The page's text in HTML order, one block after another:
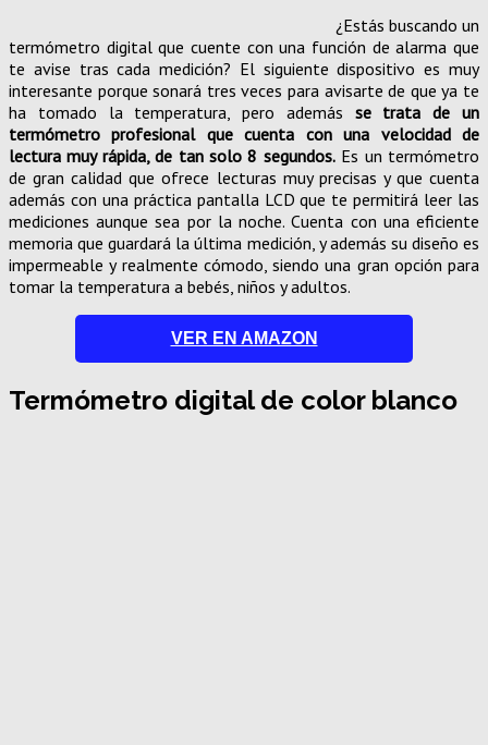
¿Estás buscando un
termómetro digital que cuente con una función de alarma que
te avise tras cada medición? El siguiente dispositivo es muy
interesante porque sonará tres veces para avisarte de que ya te
ha tomado la temperatura, pero además se trata de un
termómetro profesional que cuenta con una velocidad de
lectura muy rápida, de tan solo 8 segundos.Es un termómetro
de gran calidad que ofrece lecturas muy precisas y que cuenta
además con una práctica pantalla LCD que te permitirá leer las
mediciones aunque sea por la noche. Cuenta con una eficiente
memoria que guardará la última medición, y además su diseño es
impermeable y realmente cómodo, siendo una gran opción para
tomar la temperatura a bebés, niños y adultos.
VER EN AMAZON
Termómetro digital de color blanco